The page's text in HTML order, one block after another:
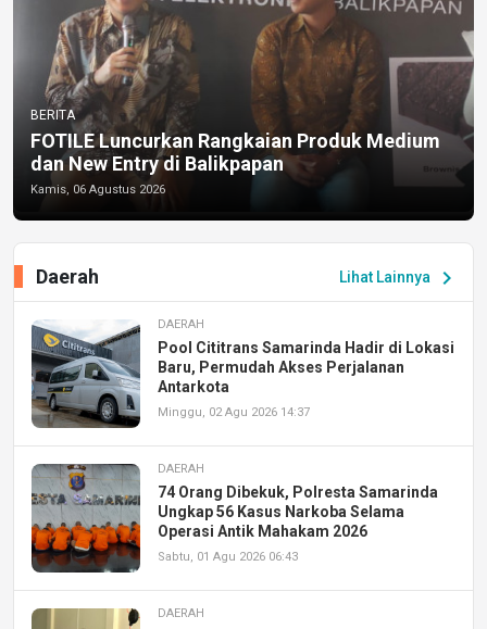
BERITA
FOTILE Luncurkan Rangkaian Produk Medium
dan New Entry di Balikpapan
Kamis, 06 Agustus 2026
Lihat Lainnya chevron_right
Daerah
DAERAH
Pool Cititrans Samarinda Hadir di Lokasi
Baru, Permudah Akses Perjalanan
Antarkota
Minggu, 02 Agu 2026 14:37
DAERAH
74 Orang Dibekuk, Polresta Samarinda
Ungkap 56 Kasus Narkoba Selama
Operasi Antik Mahakam 2026
Sabtu, 01 Agu 2026 06:43
DAERAH